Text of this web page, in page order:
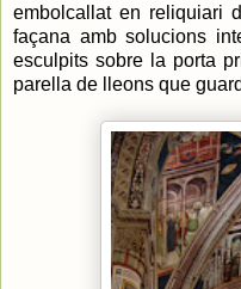
embolcallat en reliquiari
façana amb solucions
esculpits sobre la porta
parella de lleons que